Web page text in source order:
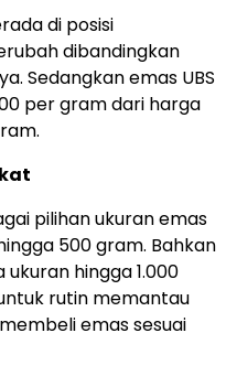
di posisi
dibandingkan
Sedangkan emas UBS
per gram dari harga
pilihan ukuran emas
500 gram. Bahkan
hingga 1.000
rutin memantau
emas sesuai